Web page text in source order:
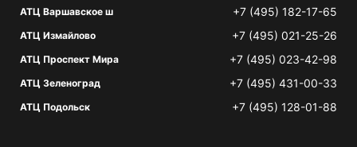
АТЦ Варшавское ш +7 (495) 182-17-65
АТЦ Измайлово +7 (495) 021-25-26
АТЦ Проспект Мира +7 (495) 023-42-98
АТЦ Зеленоград +7 (495) 431-00-33
АТЦ Подольск +7 (495) 128-01-88